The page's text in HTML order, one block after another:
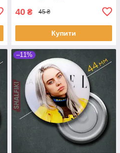
40 ₴ 45 ₴
Купити
–11%